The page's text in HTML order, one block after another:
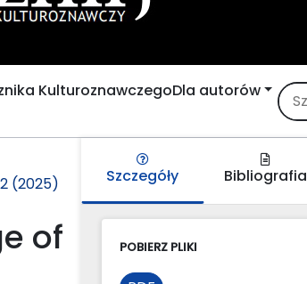
KulturoznawczegoDla autorów
(2025)
of
Szczegóły Bibliografia
POBIERZ PLIKI